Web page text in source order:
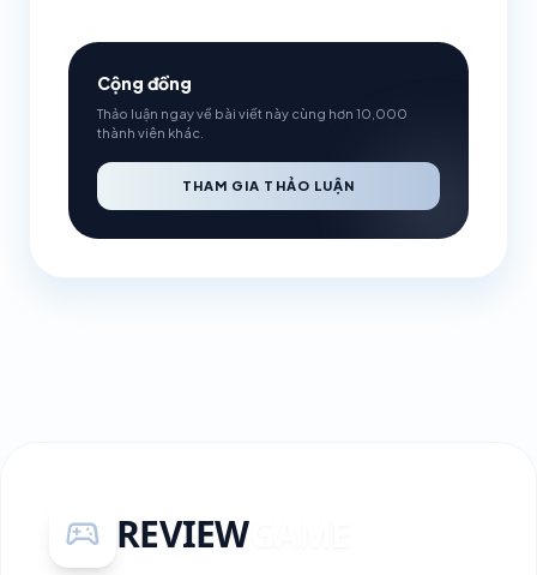
Cộng đồng
Thảo luận ngay về bài viết này cùng hơn 10,000
thành viên khác.
THAM GIA THẢO LUẬN
sports_esports REVIEWGAME